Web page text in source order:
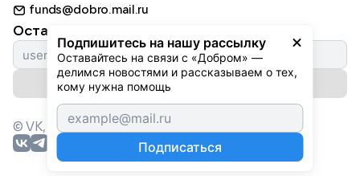
Подпишитесь на нашу рассылку
Оставайтесь на связи с «Добром» —
делимся новостями и рассказываем о тех,
кому нужна помощь
Подписаться
Партнерам
Животным
Природе
Культуре
Фондам
Добрый день
Истории
Автоплатежи
funds@dobro.mail.ru
Оставайтесь с нами
Подписаться на рассылку
© VK, 2026г. Все права защищены.